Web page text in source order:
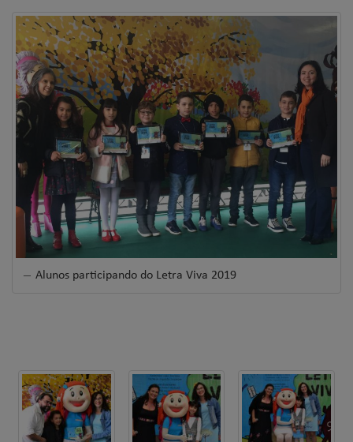
Alunos participando do Letra Viva 2019